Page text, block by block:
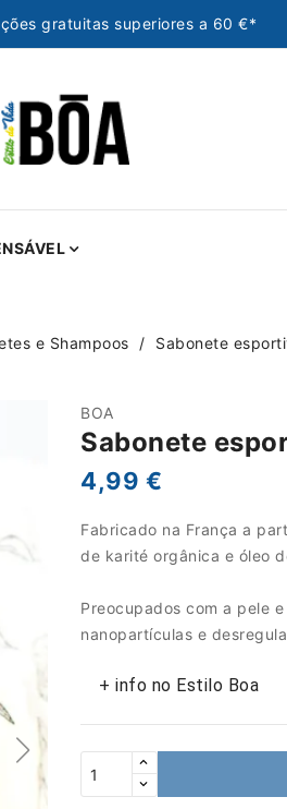
gratuitas superiores a 60 €*
e Shampoos Sabonete
BOA
Sabonete
4,99 €
Fabricado na França a
de karité orgânica e óleo
Preocupados com a pele
nanopartículas e
+ info no Estilo Boa